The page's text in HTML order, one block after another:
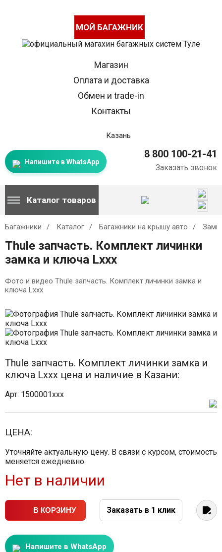
МОЙ БАГАЖНИК
Магазин
Оплата и доставка
Обмен и trade-in
Контакты
Казань
Напишите в WhatsApp
8 800 100-21-41
Заказать звонок
Каталог товаров
Багажники Каталог Багажники на крышу авто
Thule запчасть. Комплект личинки
замка и ключа Lxxx
Фото и видео Thule запчасть. Комплект личинки замка и
ключа Lxxx
Thule запчасть. Комплект личинки замка и
ключа Lxxx цена и наличие в Казани:
Арт. 1500001xxx
ЦЕНА:
Уточняйте актуальную цену. В связи с курсом, стоимость
меняется ежедневно.
Нет в наличии
В КОРЗИНУ Заказать в 1 клик
Напишите в WhatsApp